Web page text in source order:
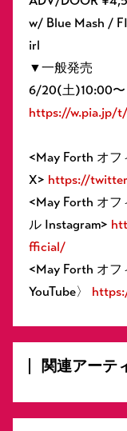
w/ Blue Mash /
irl
▼一般発売
6/20(土)10:00〜
https://w.pia.jp/
<May Forth オフ
X> https://
<May Forth オフ
ル Instagram>
fficial/
<May Forth オフ
YouTube〉
関連アーテ